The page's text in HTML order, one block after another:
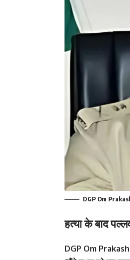
DGP Om
हत्या के बाद
DGP Om